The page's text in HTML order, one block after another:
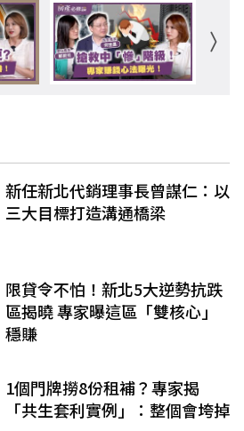
新任新北代銷理事長曾謀仁：以
三大目標打造溝通橋梁
限貸令不怕！新北5大逆勢抗跌
區揭曉 專家曝這區「雙核心」
穩賺
1個門牌撈8份租補？專家揭
「共生套利實例」：整個會垮掉